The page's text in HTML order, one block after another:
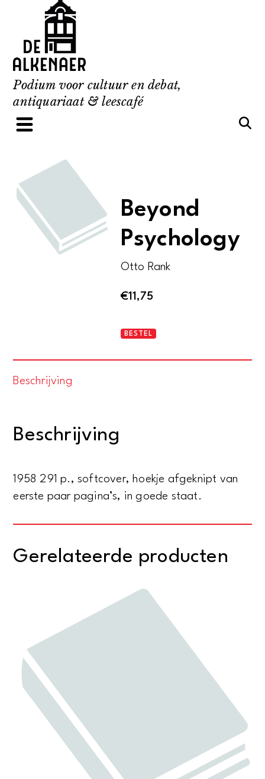
content
Podium voor cultuur en debat,
antiquariaat & leescafé
Beyond
Psychology
Otto Rank
€11,75
Beyond
BESTEL
Beschrijving
Beschrijving
1958 291 p., softcover, hoekje afgeknipt van
eerste paar pagina’s, in goede staat.
Gerelateerde producten